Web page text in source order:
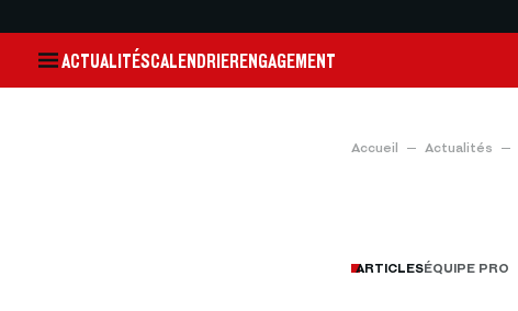
ACTUALITÉSCALENDRIERENGAGEMENT
Accueil Actualités
ARTICLESÉQUIPE PRO